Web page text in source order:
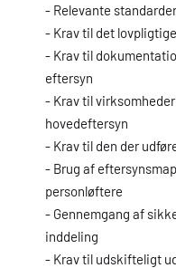
- Relevante
- Krav til det
- Krav til
eftersyn
- Krav til
hovedeftersyn
- Krav til den der
- Brug af
personløftere
- Gennemgang af
inddeling
- Krav til udskifteligt